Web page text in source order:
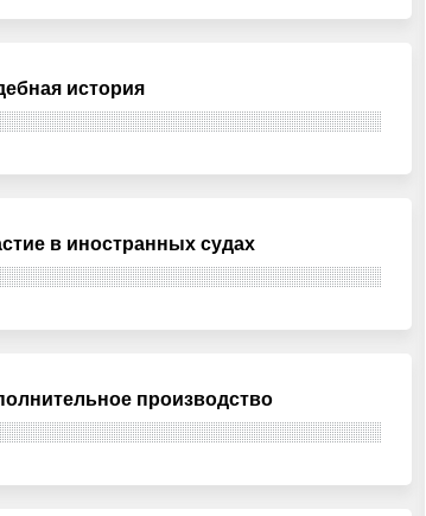
история
в иностранных судах
производство